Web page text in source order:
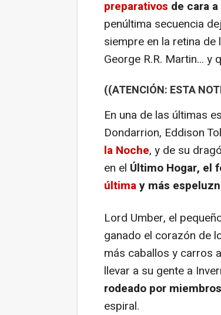
preparativos de cara
penúltima secuencia
siempre en la retina
George R.R. Martin... y
((ATENCIÓN: ESTA
En una de las últimas
Dondarrion, Eddison
la Noche, y de su
en el Último Hogar, el
últimay más
Lord Umber, el
ganado el corazón de
más caballos y carros
llevar a su gente a
rodeado por
espiral.